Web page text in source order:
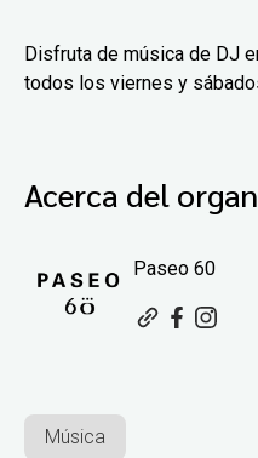
Disfruta de música de DJ
todos los viernes y
Acerca del
Paseo 60
Música